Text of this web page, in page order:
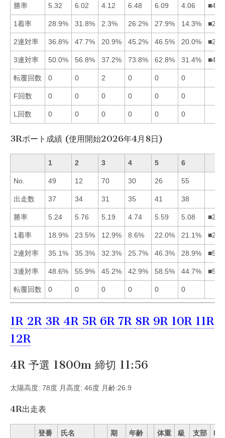
勝率 5.32 6.02 4.12 6.48 6.09 4.06
1着率 28.9% 31.8% 2.3% 26.2% 27.9% 14.3%
2連対率 36.8% 47.7% 20.9% 45.2% 46.5% 20.0%
3連対率 50.0% 56.8% 37.2% 73.8% 62.8% 31.4%
転覆回数 0 0 2 0 0 0
F回数 0 0 0 0 0 0
L回数 0 0 0 0 0 0
3Rボート成績 (使用開始2026年4月8日)
1 2 3 4 5 6
No. 49 12 70 30 26 55
出走数 37 34 31 35 41 38
勝率 5.24 5.76 5.19 4.74 5.59 5.08
1着率 18.9% 23.5% 12.9% 8.6% 22.0% 21.1%
2連対率 35.1% 35.3% 32.3% 25.7% 46.3% 28.9%
3連対率 48.6% 55.9% 45.2% 42.9% 58.5% 44.7%
転覆回数 0 0 0 0 0 0
1R 2R 3R 4R 5R 6R 7R 8R 9R 10R 11R
12R
4R 予選 1800m 締切 11:56
太陽高度: 78度 月高度: 46度 月齢:26.9
4R出走表
登番 氏名 期 年齢 体重 級 支部 Mo